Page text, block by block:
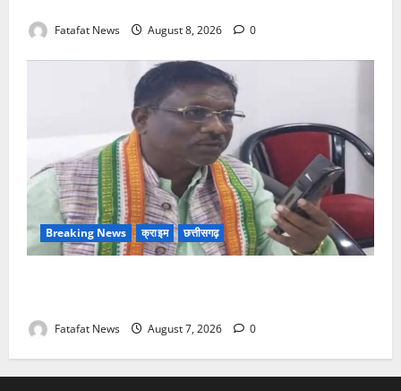
Fatafat News August 8, 2026 0
Breaking News क्राइम छत्तीसगढ़
Fatafat News August 7, 2026 0